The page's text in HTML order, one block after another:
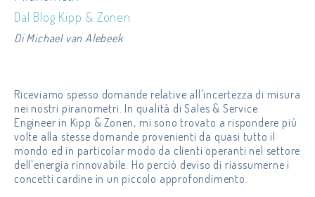
Dal Blog Kipp & Zonen
Di Michael van Alebeek
Riceviamo spesso domande relative all'incertezza di misura
nei nostri piranometri. In qualità di Sales & Service
Engineer in Kipp & Zonen, mi sono trovato a rispondere più
volte alla stesse domande provenienti da quasi tutto il
mondo ed in particolar modo da clienti operanti nel settore
dell'energia rinnovabile. Ho perciò deviso di riassumerne i
concetti cardine in un piccolo approfondimento.